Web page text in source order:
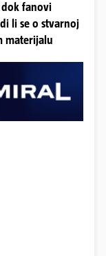
fanovi
li se o stvarnoj
materijalu